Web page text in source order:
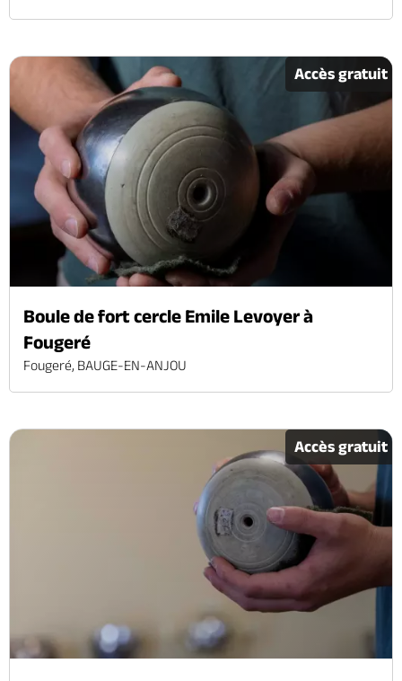
Accès gratuit
Boule de fort cercle Emile Levoyer à
Fougeré
Fougeré, BAUGE-EN-ANJOU
Accès gratuit